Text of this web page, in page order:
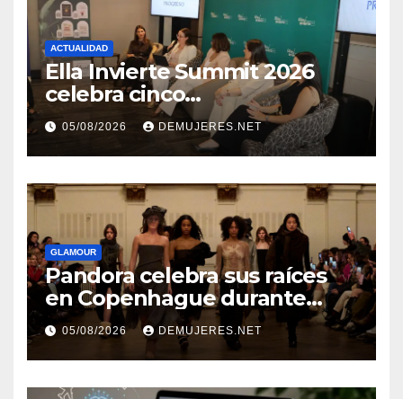
ACTUALIDAD
Ella Invierte Summit 2026
celebra cinco
añosimpulsando a las
mujeres a construir su
independencia financiera
05/08/2026 DEMUJERES.NET
GLAMOUR
Pandora celebra sus raíces
en Copenhague durante
Copenhagen Fashion Week a
través de alianzas creativas
05/08/2026 DEMUJERES.NET